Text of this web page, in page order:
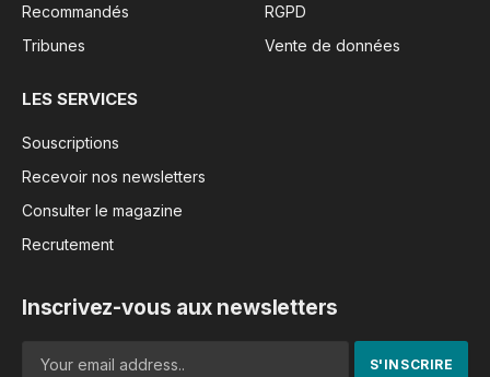
Recommandés
Tribunes
RGPD
Vente de données
LES SERVICES
Souscriptions
Recevoir nos newsletters
Consulter le magazine
Recrutement
Inscrivez-vous aux newsletters